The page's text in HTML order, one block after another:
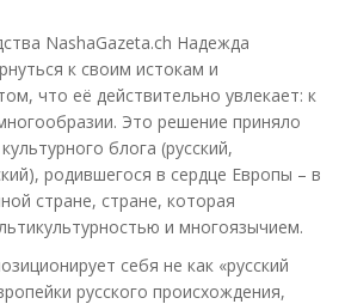
NashaGazeta.ch Надежда
к своим истокам и
что её действительно увлекает: к
Это решение приняло
блога (русский,
родившегося в сердце Европы – в
стране, стране, которая
и многоязычием.
себя не как «русский
русского происхождения,